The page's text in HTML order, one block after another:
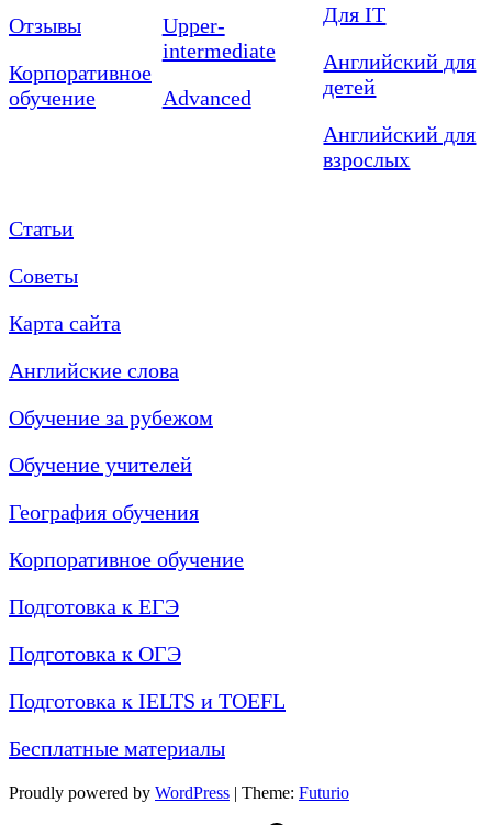
Отзывы
Корпоративное
обучение
Upper-
intermediate
Advanced
Для IT
Английский для
детей
Английский для
взрослых
Статьи
Советы
Карта сайта
Английские слова
Обучение за рубежом
Обучение учителей
География обучения
Корпоративное обучение
Подготовка к ЕГЭ
Подготовка к ОГЭ
Подготовка к IELTS и TOEFL
Бесплатные материалы
Proudly powered by WordPress | Theme: Futurio